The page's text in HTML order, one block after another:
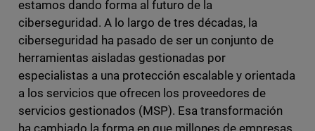
estamos dando forma al futuro de la
ciberseguridad. A lo largo de tres décadas, la
ciberseguridad ha pasado de ser un conjunto de
herramientas aisladas gestionadas por
especialistas a una protección escalable y orientada
a los servicios que ofrecen los proveedores de
servicios gestionados (MSP). Esa transformación